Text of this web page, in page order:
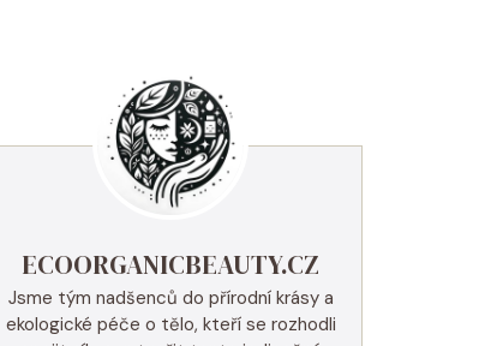
ECOORGANICBEAUTY.CZ
Jsme tým nadšenců do přírodní krásy a
ekologické péče o tělo, kteří se rozhodli